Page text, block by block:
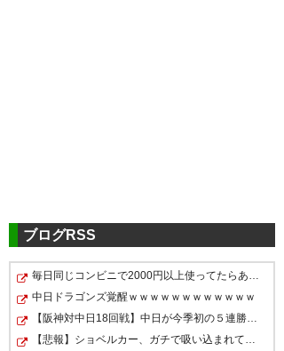
ヴェルディのゴール裏 しっか
り処分の事を言及するんだね そ
東京ヴェルディ 1022
/1655905315
ブログRSS
中日ドラゴンズ覚醒ｗｗｗｗｗｗｗｗｗｗｗｗ